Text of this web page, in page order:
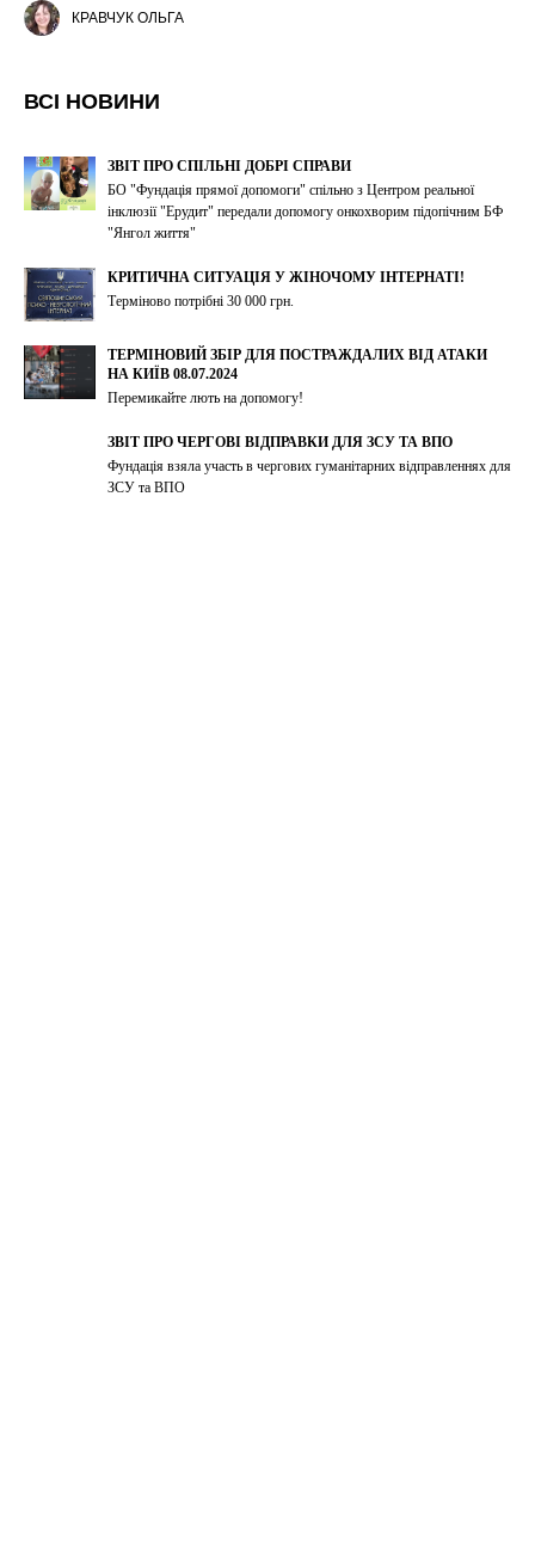
КРАВЧУК ОЛЬГА
ВСІ НОВИНИ
ЗВІТ ПРО СПІЛЬНІ ДОБРІ СПРАВИ
БО "Фундація прямої допомоги" спільно з Центром реальної
інклюзії "Ерудит" передали допомогу онкохворим підопічним БФ
"Янгол життя"
КРИТИЧНА СИТУАЦІЯ У ЖІНОЧОМУ ІНТЕРНАТІ!
Терміново потрібні 30 000 грн.
ТЕРМІНОВИЙ ЗБІР ДЛЯ ПОСТРАЖДАЛИХ ВІД АТАКИ
НА КИЇВ 08.07.2024
Перемикайте лють на допомогу!
ЗВІТ ПРО ЧЕРГОВІ ВІДПРАВКИ ДЛЯ ЗСУ ТА ВПО
Фундація взяла участь в чергових гуманітарних відправленнях для
ЗСУ та ВПО